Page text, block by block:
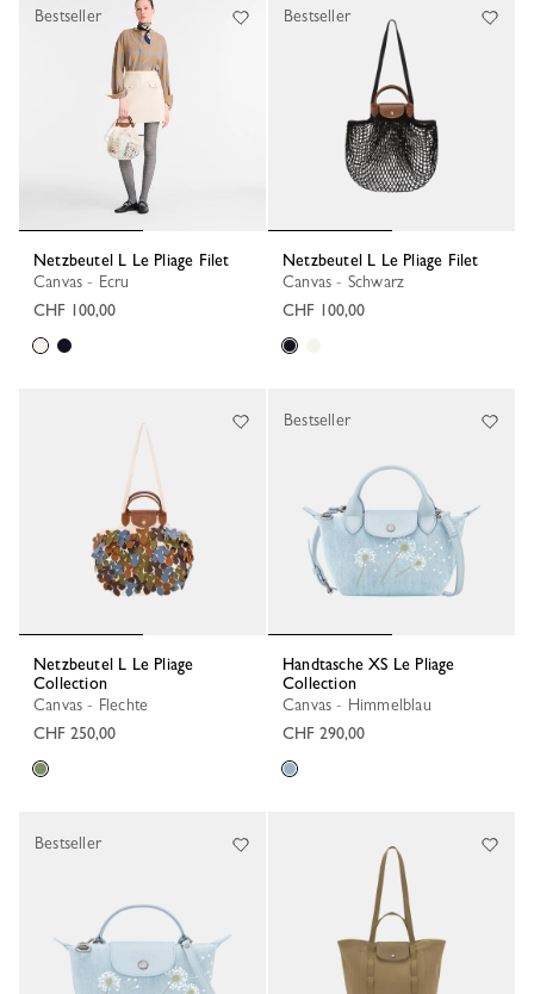
Netzbeutel L Le Pliage Filet
Canvas - Ecru
CHF 100,00
Bestseller
Netzbeutel L Le Pliage Filet
Canvas - Schwarz
CHF 100,00
Bestseller
Netzbeutel L Le Pliage
Collection
Canvas - Flechte
CHF 250,00
Handtasche XS Le Pliage
Collection
Canvas - Himmelblau
CHF 290,00
Bestseller
Bestseller